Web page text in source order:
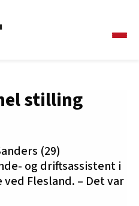
stilling
(29)
og driftsassistent i
Flesland. – Det var